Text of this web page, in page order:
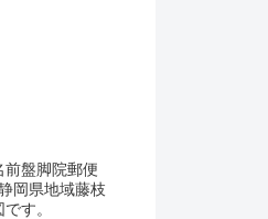
盤脚院郵便
岡県地域藤枝
す。